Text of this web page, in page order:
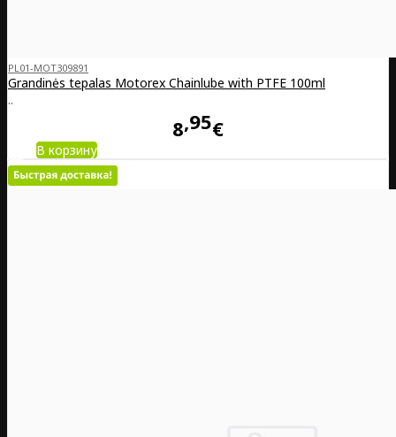
PL01-MOT309891
Grandinės tepalas Motorex Chainlube with PTFE 100ml
..
8 95€
В корзину